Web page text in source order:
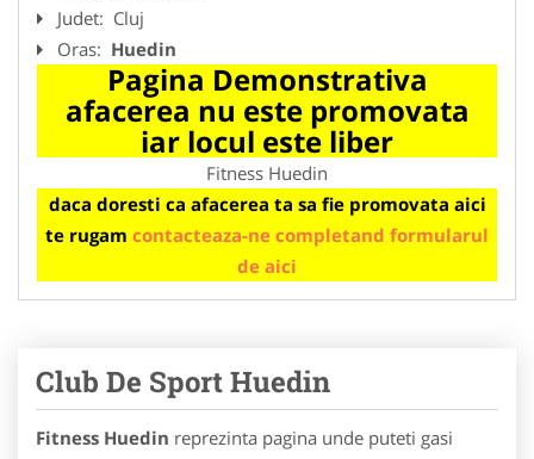
Judet: Cluj
Oras: Huedin
Pagina Demonstrativa
afacerea nu este promovata
iar locul este liber
Fitness Huedin
daca doresti ca afacerea ta sa fie promovata aici
te rugam contacteaza-ne completand formularul
de aici
Club De Sport Huedin
Fitness Huedin reprezinta pagina unde puteti gasi